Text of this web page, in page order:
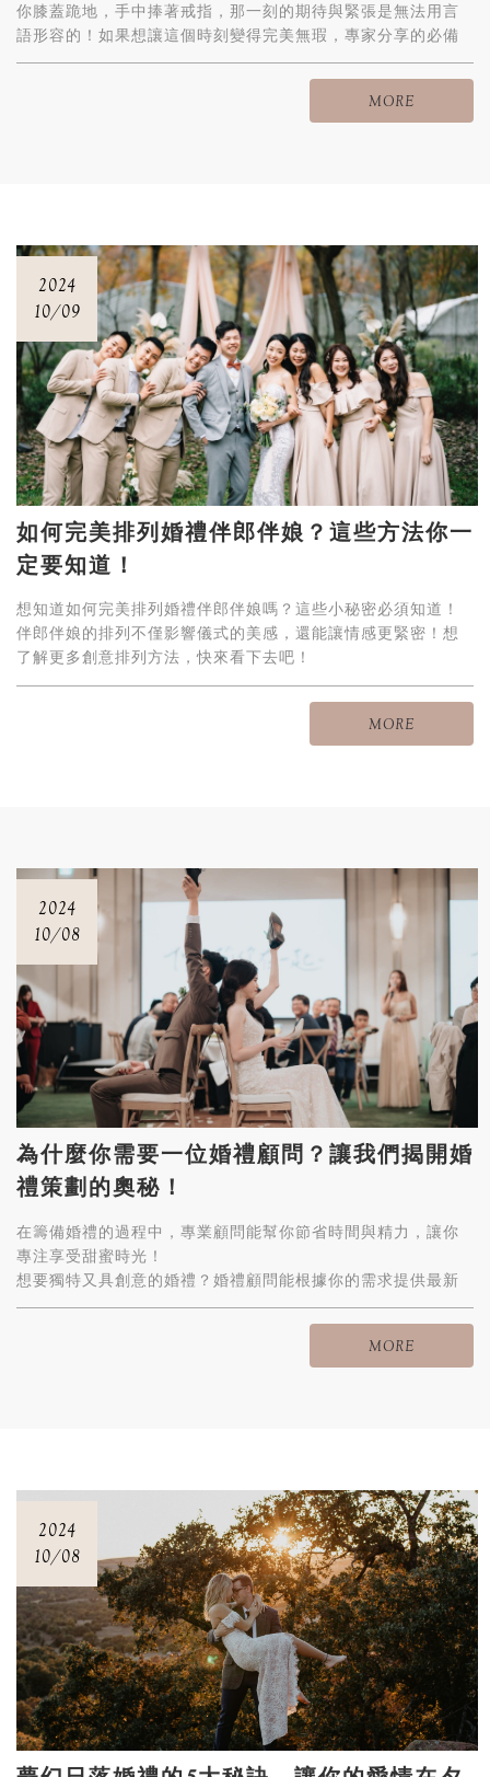
你膝蓋跪地，手中捧著戒指，那一刻的期待與緊張是無法用言
語形容的！如果想讓這個時刻變得完美無瑕，專家分享的必備
技巧絕對不能錯過！
MORE
2024
10/09
如何完美排列婚禮伴郎伴娘？這些方法你一
定要知道！
想知道如何完美排列婚禮伴郎伴娘嗎？這些小秘密必須知道！
伴郎伴娘的排列不僅影響儀式的美感，還能讓情感更緊密！想
了解更多創意排列方法，快來看下去吧！
MORE
2024
10/08
為什麼你需要一位婚禮顧問？讓我們揭開婚
禮策劃的奧秘！
在籌備婚禮的過程中，專業顧問能幫你節省時間與精力，讓你
專注享受甜蜜時光！
想要獨特又具創意的婚禮？婚禮顧問能根據你的需求提供最新
的時尚趨勢，讓你的婚禮與眾不同，控制預算也不再是難題！
專業顧問能幫你明智分配開支，讓每一筆花費都物有所值！婚
禮當天，讓顧問為你全程協調，確保每一環節順利進行，讓你
MORE
2024
10/08